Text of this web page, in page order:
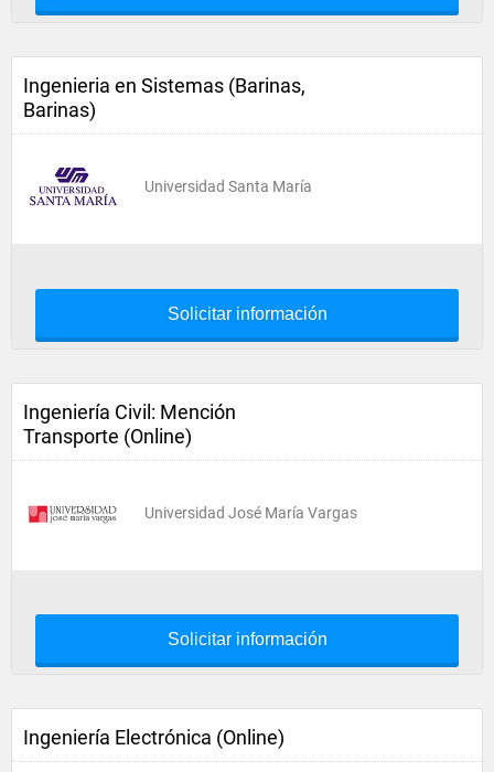
Ingenieria en Sistemas (Barinas,
Barinas)
Universidad Santa María
Solicitar información
Ingeniería Civil: Mención
Transporte (Online)
Universidad José María Vargas
Solicitar información
Ingeniería Electrónica (Online)